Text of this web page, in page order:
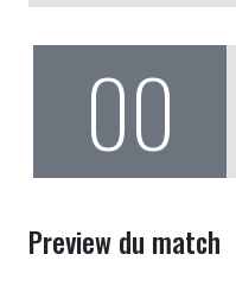
00
Preview du match